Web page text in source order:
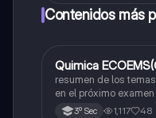
Contenidos más
Química
Quimica
resumen de los
en el próximo
zona metropolitana
3º Sec 1,117 48